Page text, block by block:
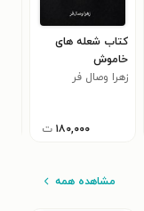
کتاب شعله های
خاموش
زهرا وصال فر
۱۸۰,۰۰۰ ت
مشاهده همه